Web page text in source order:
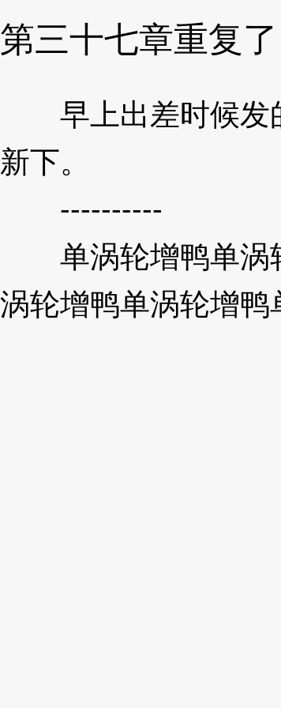
第三十七章重复
早上出差时候发的
新下。
----------
单涡轮增鸭单涡轮
涡轮增鸭单涡轮增